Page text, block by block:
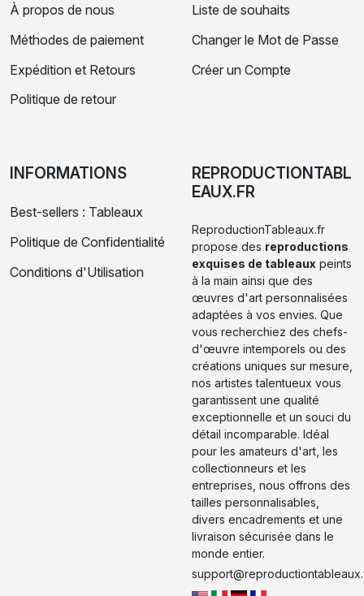
À propos de nous
Méthodes de paiement
Expédition et Retours
Politique de retour
Liste de souhaits
Changer le Mot de Passe
Créer un Compte
INFORMATIONS
Best-sellers : Tableaux
Politique de Confidentialité
Conditions d'Utilisation
REPRODUCTIONTABL
EAUX.FR
ReproductionTableaux.fr
propose des reproductions
exquises de tableaux peints
à la main ainsi que des
œuvres d'art personnalisées
adaptées à vos envies. Que
vous recherchiez des chefs-
d'œuvre intemporels ou des
créations uniques sur mesure,
nos artistes talentueux vous
garantissent une qualité
exceptionnelle et un souci du
détail incomparable. Idéal
pour les amateurs d'art, les
collectionneurs et les
entreprises, nous offrons des
tailles personnalisables,
divers encadrements et une
livraison sécurisée dans le
monde entier.